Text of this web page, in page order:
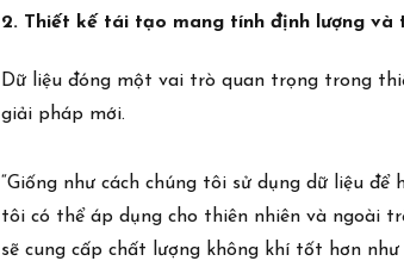
2. Thiết kế tái tạo mang tính định lượng và
Dữ liệu đóng một vai trò quan trọng trong
giải pháp mới.
“Giống như cách chúng tôi sử dụng dữ liệu
tôi có thể áp dụng cho thiên nhiên và ngoài
sẽ cung cấp chất lượng không khí tốt hơn